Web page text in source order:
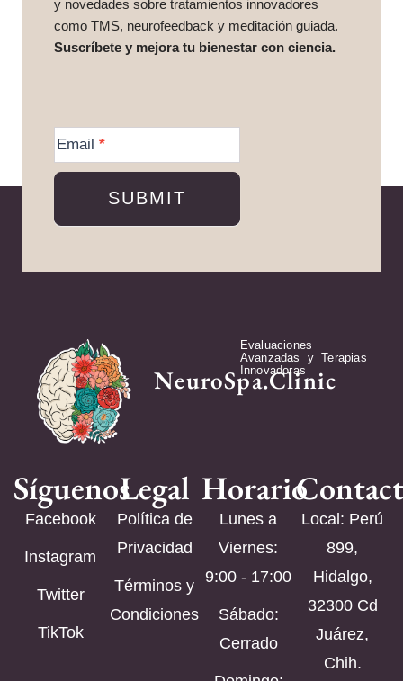
y novedades sobre tratamientos innovadores
como TMS, neurofeedback y meditación guiada.
Suscríbete y mejora tu bienestar con ciencia.
Information
Email *
SUBMIT
NeuroSpa.Clinic
Evaluaciones
Avanzadas y Terapias
Innovadoras
Síguenos
Facebook
Instagram
Twitter
TikTok
Legal
Política de
Privacidad
Términos y
Condiciones
Horario
Lunes a
Viernes:
9:00 - 17:00
Sábado:
Cerrado
Local: Perú
899,
Hidalgo,
32300 Cd
Juárez,
Chih.